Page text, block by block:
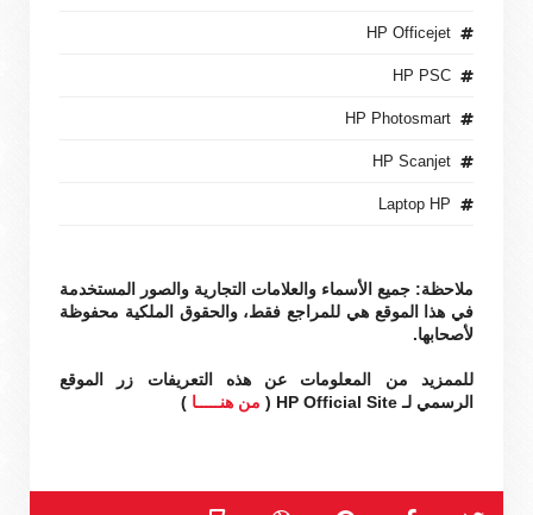
HP Officejet
HP PSC
HP Photosmart
HP Scanjet
Laptop HP
ملاحظة: جميع الأسماء والعلامات التجارية والصور المستخدمة
في هذا الموقع هي للمراجع فقط، والحقوق الملكية محفوظة
لأصحابها.
للممزيد من المعلومات عن هذه التعريفات زر الموقع
الرسمي لـ HP Official Site (
من هنـــــا )